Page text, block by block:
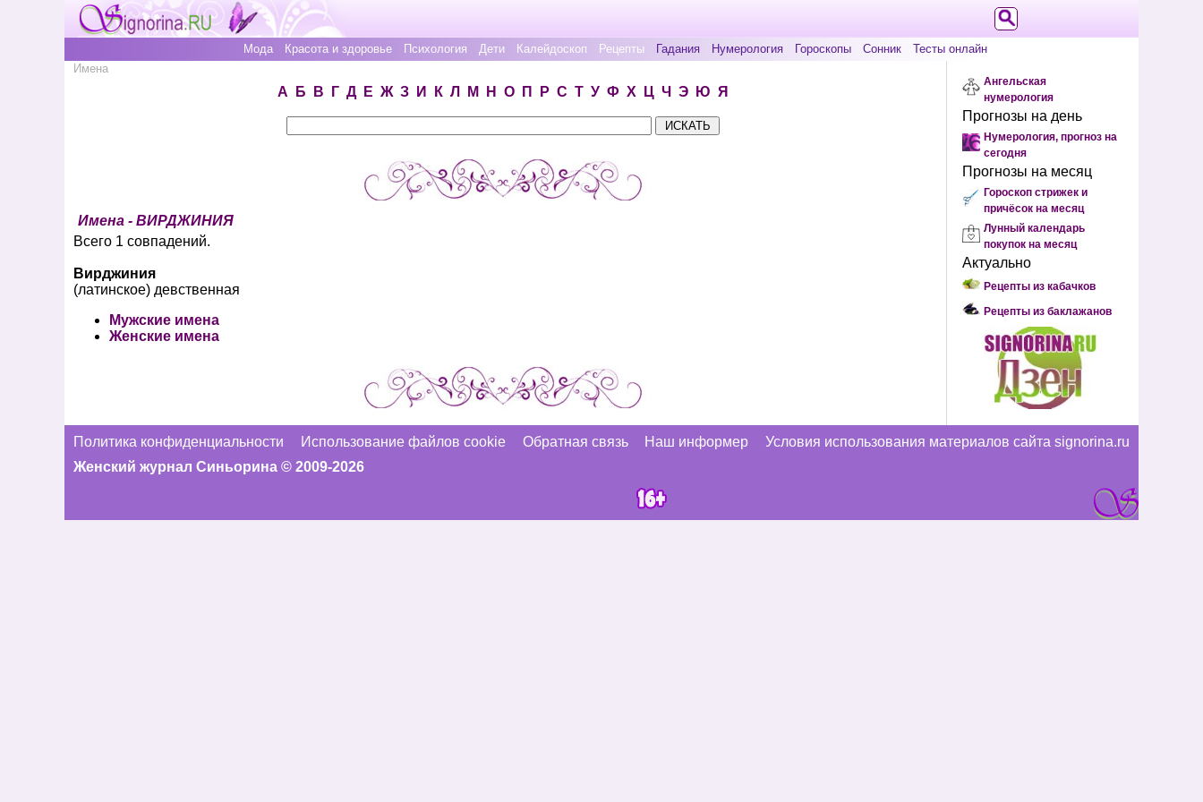
Мода Красота и здоровье Психология Дети Калейдоскоп Рецепты Гадания Нумерология Гороскопы Сонник
Тесты онлайн
Имена
А Б В Г Д Е Ж З И К Л М Н О П Р С Т У Ф Х Ц Ч Э Ю Я
Имена - ВИРДЖИНИЯ
Всего 1 совпадений.
Вирджиния
(латинское) девственная
Мужские имена
Женские имена
Ангельская
нумерология
Прогнозы на день
Нумерология, прогноз на
сегодня
Прогнозы на месяц
Гороскоп стрижек и
причёсок на месяц
Лунный календарь
покупок на месяц
Актуально
Рецепты из кабачков
Рецепты из баклажанов
Политика конфиденциальности Использование файлов cookie Обратная связь Наш информер
Условия использования материалов сайта signorina.ru
Женский журнал Синьорина © 2009-2026